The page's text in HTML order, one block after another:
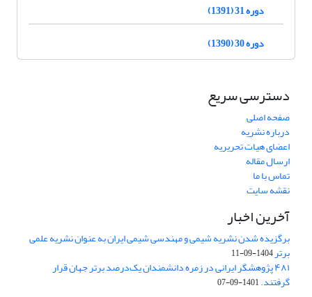
دوره 31 (1391)
دوره 30 (1390)
دسترسی سریع
صفحه اصلی
درباره نشریه
اعضای هیات تحریریه
ارسال مقاله
تماس با ما
نقشه سایت
آخرین اخبار
برگزیده شدن نشریه شیمی و مهندسی شیمی ایران به عنوان نشریه علمی
برتر1404-09-11
۴۸۱ پژوهشگر ایرانی در زمره دانشمندان یک‌درصد برتر جهان قرار
گرفتند.1401-09-07